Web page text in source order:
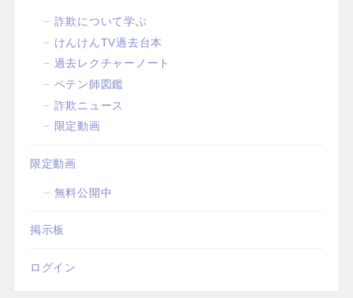
詐欺について学ぶ
けんけんTV過去台本
過去レクチャーノート
ペテン師図鑑
詐欺ニュース
限定動画
限定動画
無料公開中
掲示板
ログイン